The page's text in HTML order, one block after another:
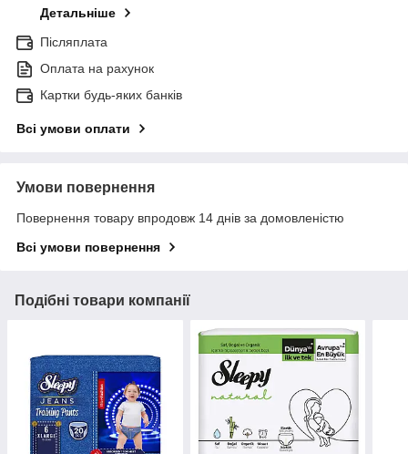
Детальніше
Післяплата
Оплата на рахунок
Картки будь-яких банків
Всі умови оплати
Умови повернення
Повернення товару впродовж 14 днів за домовленістю
Всі умови повернення
Подібні товари компанії